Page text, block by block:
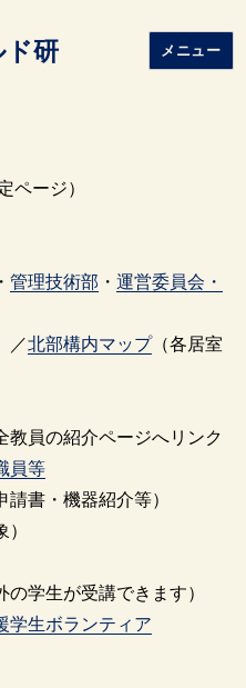
ド研 メニュー
ページ）
・管理技術部 ・運営委員会・
／北部構内マップ（各居室
教員の紹介ページへリンク
員等
書・機器紹介等）
学生が受講できます）
学生ボランティア